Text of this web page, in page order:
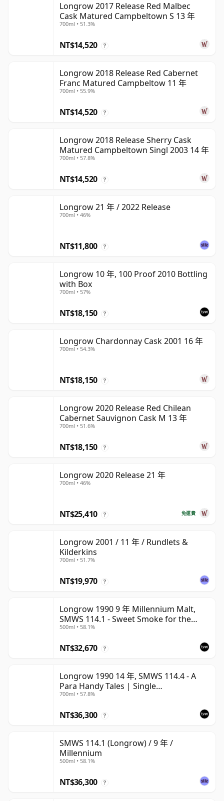
Longrow 2017 Release Red Malbec
Cask Matured Campbeltown S 13 年
700ml • 51.3%
NT$14,520 ?
Longrow 2018 Release Red Cabernet
Franc Matured Campbeltow 11 年
700ml • 55.9%
NT$14,520 ?
Longrow 2018 Release Sherry Cask
Matured Campbeltown Singl 2003 14 年
700ml • 57.8%
NT$14,520 ?
Longrow 21 年 / 2022 Release
700ml • 46%
NT$11,800 ?
Longrow 10 年, 100 Proof 2010 Bottling
with Box
700ml • 57%
NT$18,150 ?
Longrow Chardonnay Cask 2001 16 年
700ml • 54.3%
NT$18,150 ?
Longrow 2020 Release Red Chilean
Cabernet Sauvignon Cask M 13 年
700ml • 51.6%
NT$18,150 ?
Longrow 2020 Release 21 年
700ml • 46%
免運費
NT$25,410 ?
Longrow 2001 / 11 年 / Rundlets &
Kilderkins
700ml • 51.7%
NT$19,970 ?
Longrow 1990 9 年 Millennium Malt,
SMWS 114.1 - Sweet Smoke for the
Millennium
500ml • 58.1%
NT$32,670 ?
Longrow 1990 14 年, SMWS 114.4 - A
Para Handy Tales | Single
Campbeltown Malt Whisky | 57.8% |
700ml • 57.8%
NT$36,300 ?
SMWS 114.1 (Longrow) / 9 年 /
Millennium
500ml • 58.1%
NT$36,300 ?